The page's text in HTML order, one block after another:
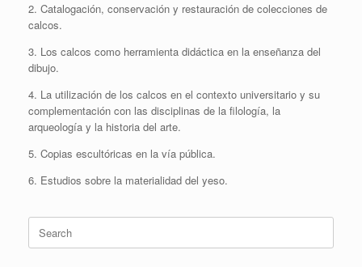
2. Catalogación, conservación y restauración de colecciones de
calcos.
3. Los calcos como herramienta didáctica en la enseñanza del
dibujo.
4. La utilización de los calcos en el contexto universitario y su
complementación con las disciplinas de la filología, la
arqueología y la historia del arte.
5. Copias escultóricas en la vía pública.
6. Estudios sobre la materialidad del yeso.
for: